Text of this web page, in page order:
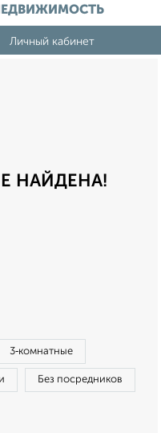
Личный кабинет
НАЙДЕНА!
3‑комнатные
Без посредников